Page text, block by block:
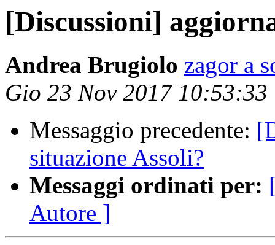
[Discussioni]
Andrea Brugiolo zagor a
Gio 23 Nov 2017 10:53:33
Messaggio precedente:
situazione Assoli?
Messaggi ordinati per:
Autore ]